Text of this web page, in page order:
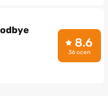
8.6
36 ocen